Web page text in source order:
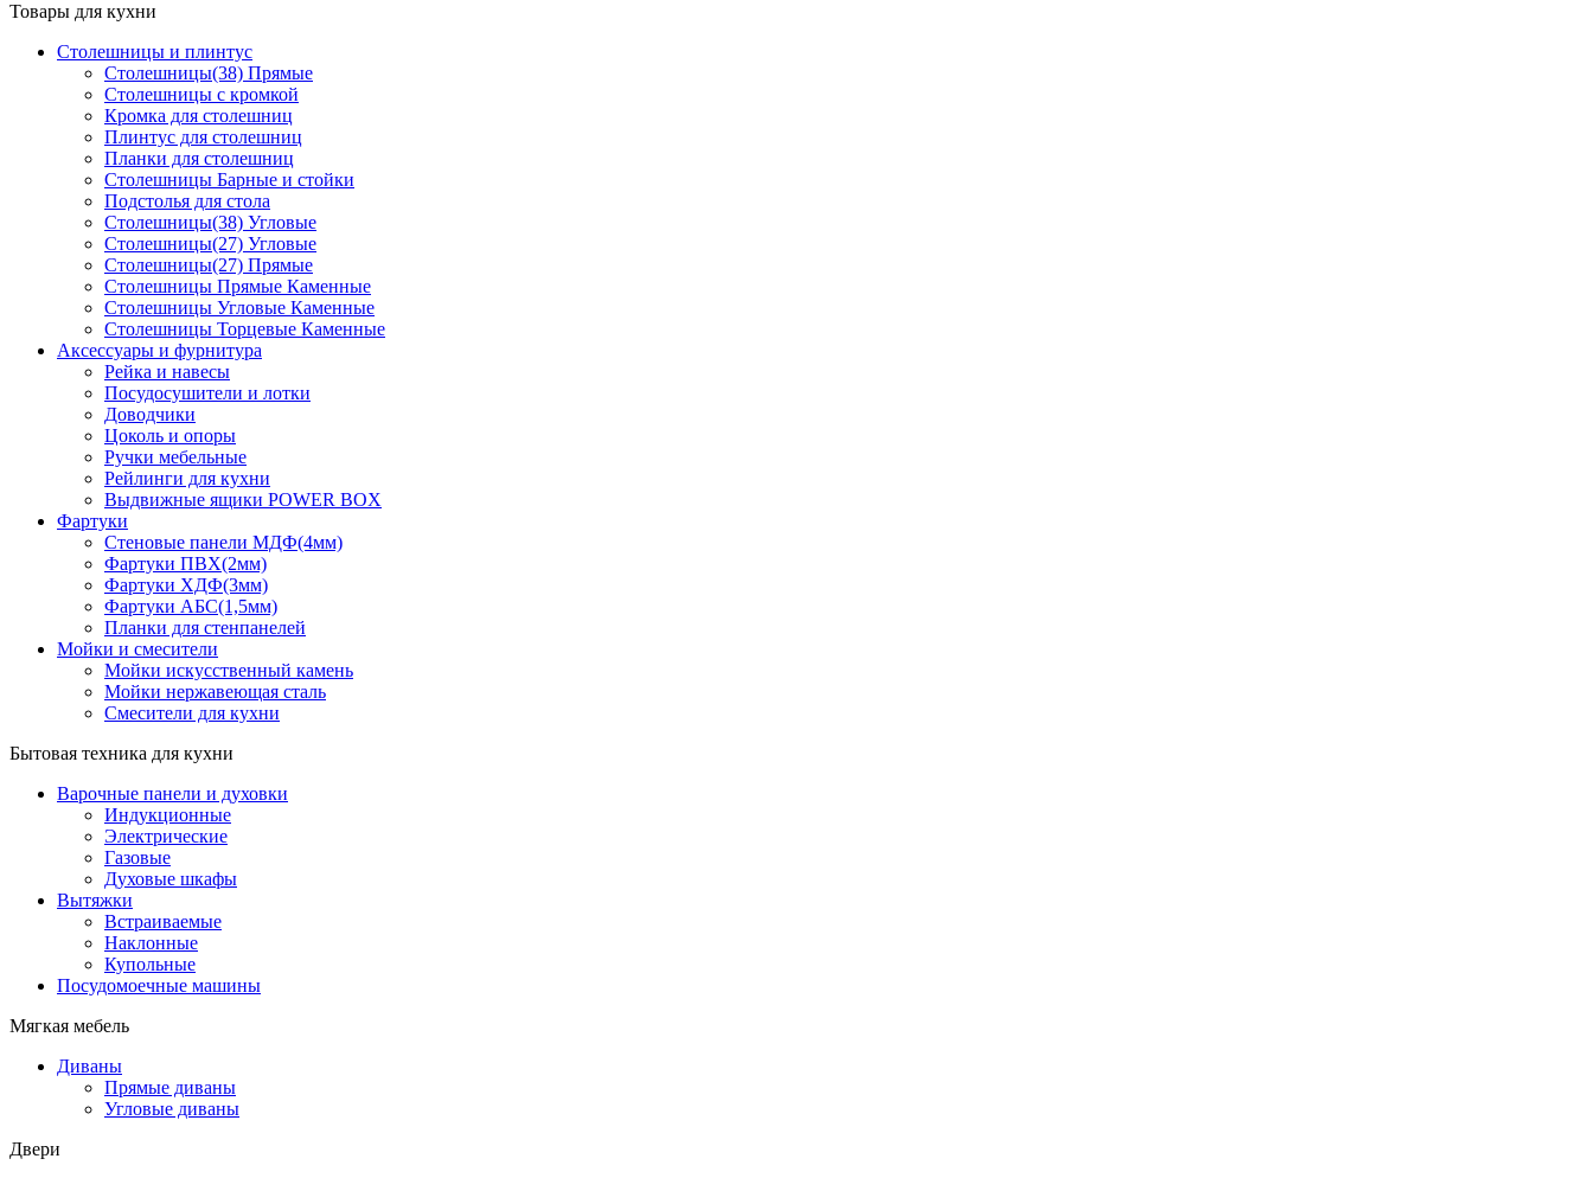
Товары для кухни
Столешницы и плинтус
Столешницы(38) Прямые
Столешницы с кромкой
Кромка для столешниц
Плинтус для столешниц
Планки для столешниц
Столешницы Барные и стойки
Подстолья для стола
Столешницы(38) Угловые
Столешницы(27) Угловые
Столешницы(27) Прямые
Столешницы Прямые Каменные
Столешницы Угловые Каменные
Столешницы Торцевые Каменные
Аксессуары и фурнитура
Рейка и навесы
Посудосушители и лотки
Доводчики
Цоколь и опоры
Ручки мебельные
Рейлинги для кухни
Выдвижные ящики POWER BOX
Фартуки
Стеновые панели МДФ(4мм)
Фартуки ПВХ(2мм)
Фартуки ХДФ(3мм)
Фартуки АБС(1,5мм)
Планки для стенпанелей
Мойки и смесители
Мойки искусственный камень
Мойки нержавеющая сталь
Смесители для кухни
Бытовая техника для кухни
Варочные панели и духовки
Индукционные
Электрические
Газовые
Духовые шкафы
Вытяжки
Встраиваемые
Наклонные
Купольные
Посудомоечные машины
Мягкая мебель
Диваны
Прямые диваны
Угловые диваны
Двери